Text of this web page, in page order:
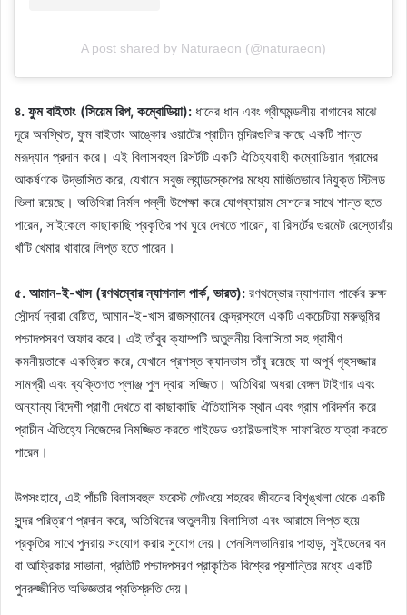
A post shared by Naturaeon (@naturaeon)
৪. ফুম বাইতাং (সিয়েম রিপ, কম্বোডিয়া): ধানের ধান এবং গ্রীষ্মমন্ডলীয় বাগানের মাঝে
দূরে অবস্থিত, ফুম বাইতাং আঙ্কোর ওয়াটের প্রাচীন মন্দিরগুলির কাছে একটি শান্ত
মরূদ্যান প্রদান করে। এই বিলাসবহুল রিসর্টটি একটি ঐতিহ্যবাহী কম্বোডিয়ান গ্রামের
আকর্ষণকে উদ্ভাসিত করে, যেখানে সবুজ ল্যান্ডস্কেপের মধ্যে মার্জিতভাবে নিযুক্ত স্টিলড
ভিলা রয়েছে। অতিথিরা নির্মল পল্লী উপেক্ষা করে যোগব্যায়াম সেশনের সাথে শান্ত হতে
পারেন, সাইকেলে কাছাকাছি প্রকৃতির পথ ঘুরে দেখতে পারেন, বা রিসর্টের গুরমেট রেস্তোরাঁয়
খাঁটি খেমার খাবারে লিপ্ত হতে পারেন।
৫. আমান-ই-খাস (রণথম্বোর ন্যাশনাল পার্ক, ভারত): রণথম্ভোর ন্যাশনাল পার্কের রুক্ষ
সৌন্দর্য দ্বারা বেষ্টিত, আমান-ই-খাস রাজস্থানের কেন্দ্রস্থলে একটি একচেটিয়া মরুভূমির
পশ্চাদপসরণ অফার করে। এই তাঁবুর ক্যাম্পটি অতুলনীয় বিলাসিতা সহ গ্রামীণ
কমনীয়তাকে একত্রিত করে, যেখানে প্রশস্ত ক্যানভাস তাঁবু রয়েছে যা অপূর্ব গৃহসজ্জার
সামগ্রী এবং ব্যক্তিগত প্লাঞ্জ পুল দ্বারা সজ্জিত। অতিথিরা অধরা বেঙ্গল টাইগার এবং
অন্যান্য বিদেশী প্রাণী দেখতে বা কাছাকাছি ঐতিহাসিক স্থান এবং গ্রাম পরিদর্শন করে
প্রাচীন ঐতিহ্যে নিজেদের নিমজ্জিত করতে গাইডেড ওয়াইল্ডলাইফ সাফারিতে যাত্রা করতে
পারেন।
উপসংহারে, এই পাঁচটি বিলাসবহুল ফরেস্ট গেটওয়ে শহরের জীবনের বিশৃঙ্খলা থেকে একটি
সুন্দর পরিত্রাণ প্রদান করে, অতিথিদের অতুলনীয় বিলাসিতা এবং আরামে লিপ্ত হয়ে
প্রকৃতির সাথে পুনরায় সংযোগ করার সুযোগ দেয়। পেনসিলভানিয়ার পাহাড়, সুইডেনের বন
বা আফ্রিকার সাভানা, প্রতিটি পশ্চাদপসরণ প্রাকৃতিক বিশ্বের প্রশান্তির মধ্যে একটি
পুনরুজ্জীবিত অভিজ্ঞতার প্রতিশ্রুতি দেয়।